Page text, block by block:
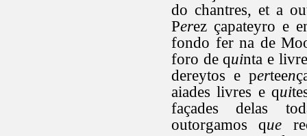
do chantres, et a
Perez çapateyro e
fondo fer na de
foro de quinta e
dereytos e perteen
aiades livres e qui
façades delas
outorgamos que